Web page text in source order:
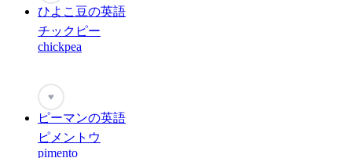
ひよこ豆の英語
チックピー
chickpea
♥
ピーマンの英語
ピメントウ
pimento